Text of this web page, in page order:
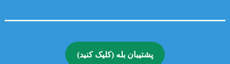
پشتیبان بله (کلیک کنید)